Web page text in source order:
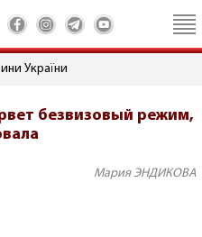
України
безвизовый режим,
Мария ЭНДИКОВА